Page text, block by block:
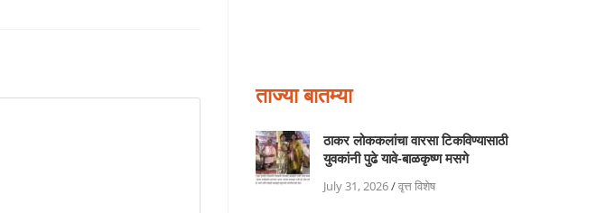
ताज्या बातम्या
ठाकर लोककलांचा वारसा टिकविण्यासाठी
युवकांनी पुढे यावे-बाळकृष्ण मसगे
July 31, 2026/वृत्त विशेष